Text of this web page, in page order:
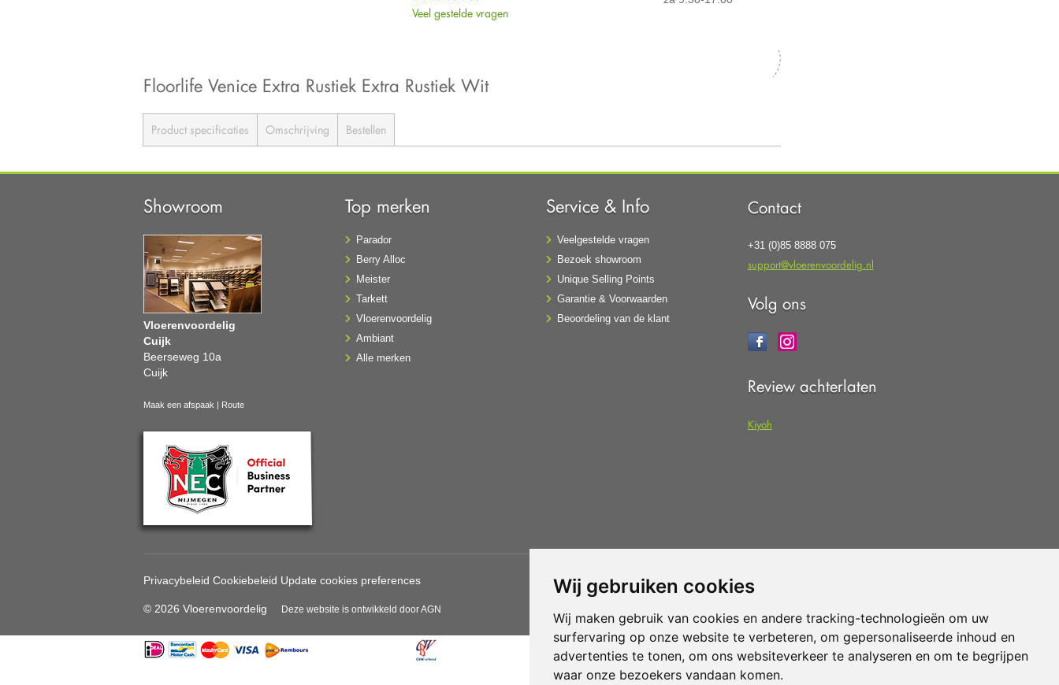
Wij gebruiken cookies
Wij maken gebruik van cookies en andere tracking-technologieën om uw
surfervaring op onze website te verbeteren, om gepersonaliseerde inhoud en
advertenties te tonen, om ons websiteverkeer te analyseren en om te begrijpen
waar onze bezoekers vandaan komen.
Veel gestelde vragen
Floorlife Venice Extra Rustiek Extra Rustiek Wit
Product specificaties Omschrijving Bestellen
Showroom
Vloerenvoordelig
Cuijk
Beerseweg 10a
Cuijk
Maak een afspaak | Route
Top merken
Parador
Berry Alloc
Meister
Tarkett
Vloerenvoordelig
Ambiant
Alle merken
Service & Info
Veelgestelde vragen
Bezoek showroom
Unique Selling Points
Garantie & Voorwaarden
Beoordeling van de klant
Contact
+31 (0)85 8888 075
support@vloerenvoordelig.nl
Volg ons
Review achterlaten
Kiyoh
Privacybeleid Cookiebeleid Update cookies preferences
© 2026 Vloerenvoordelig Deze website is ontwikkeld door AGN
Gebruik van deze site betekent dat u dealgemene voorwaarden
Vloerenvoordelig.nl is een onderdeel van